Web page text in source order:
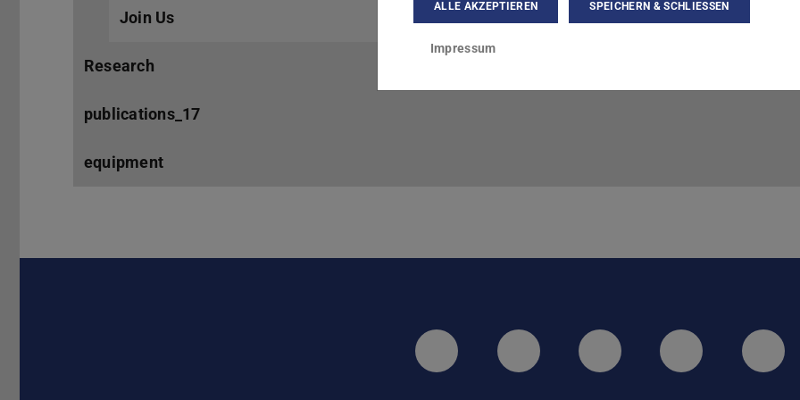
Join Us
Research
publications_17
equipment
LinkedIn-Seite der TU Darmstadt
Instagram-Kanal der TU
Bluesky-Kanal der
ALLE AKZEPTIEREN SPEICHERN & SCHLIESSEN
Impressum